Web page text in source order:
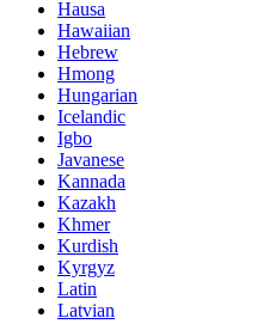
Hausa
Hawaiian
Hebrew
Hmong
Hungarian
Icelandic
Igbo
Javanese
Kannada
Kazakh
Khmer
Kurdish
Kyrgyz
Latin
Latvian